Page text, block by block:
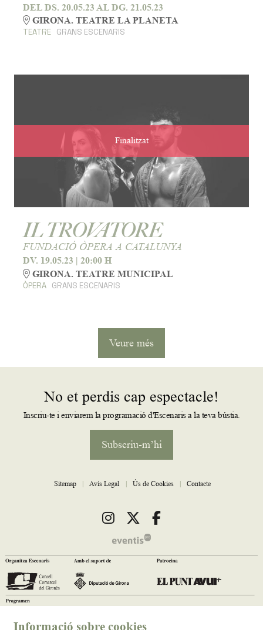
DEL DS. 20.05.23 AL DG. 21.05.23
GIRONA. TEATRE LA PLANETA
TEATRE GRANS ESCENARIS
Finalitzat
IL TROVATORE
FUNDACIÓ ÒPERA A CATALUNYA
DV. 19.05.23 | 20:00 H
GIRONA. TEATRE MUNICIPAL
ÒPERA GRANS ESCENARIS
Veure més
No et perdis cap espectacle!
Inscriu-te i enviarem la programació d'Escenaris a la teva bústia.
Subscriu-m’hi
Sitemap | Avís Legal | Ús de Cookies | Contacte
Link a instagram
Link a twitter
Link a facebook
Informació sobre cookies